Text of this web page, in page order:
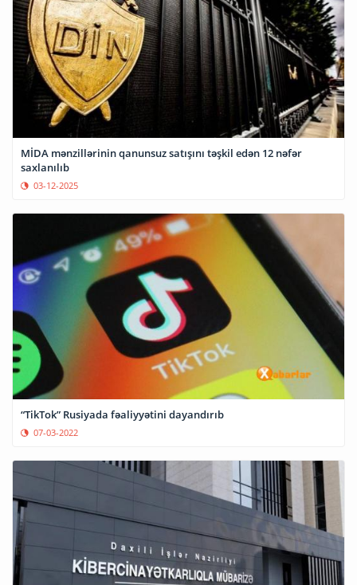
MİDA mənzillərinin qanunsuz satışını təşkil edən 12 nəfər
saxlanılıb
03-12-2025
“TikTok” Rusiyada fəaliyyətini dayandırıb
07-03-2022